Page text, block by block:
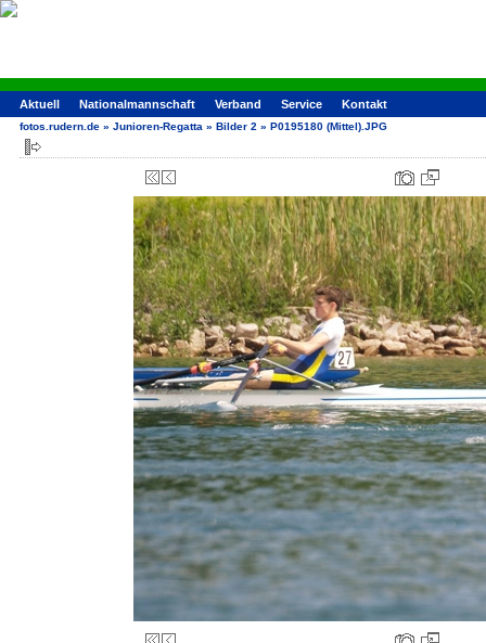
Aktuell Nationalmannschaft Verband Service Kontakt
fotos.rudern.de » Junioren-Regatta » Bilder 2 » P0195180 (Mittel).JPG